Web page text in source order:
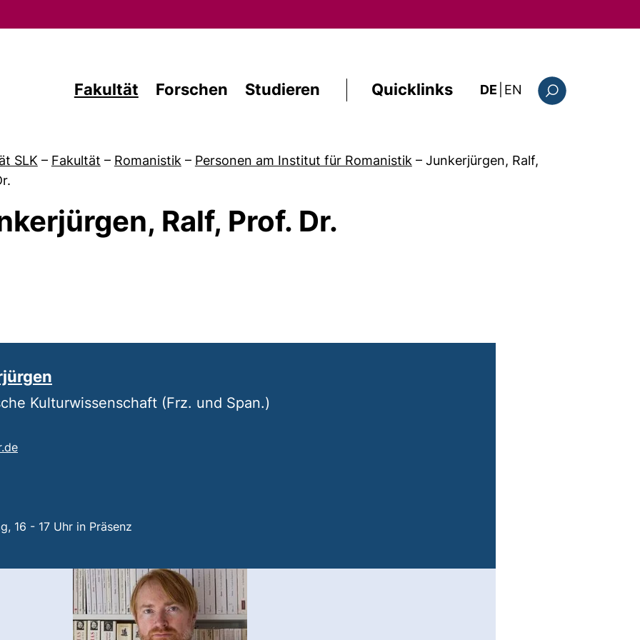
Fakultät Forschen Studieren Quicklinks DE EN : the current page
SLK – Fakultät – Romanistik – Personen am Institut für Romanistik – Junkerjürgen, Ralf,
Aktuelles Ralf, Prof. Dr.
Kulturwissenschaft (Frz. und Span.)
(öffnet Ihr E-Mail-Programm)
einen Telefonanruf, wenn Ihr Gerät dies zulässt)
16 - 17 Uhr in Präsenz